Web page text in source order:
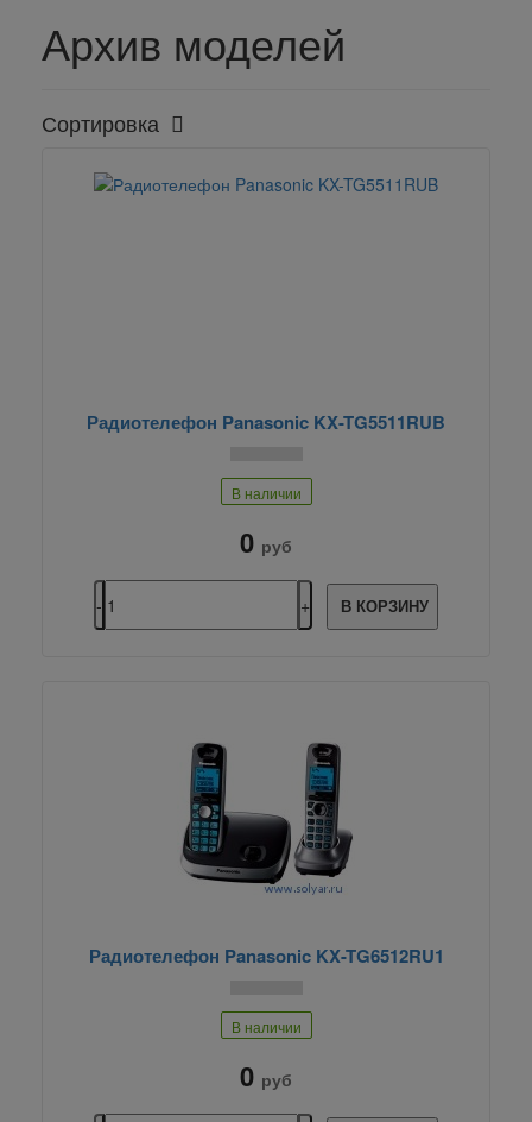
Архив моделей
Сортировка
Радиотелефон Panasonic KX-TG5511RUB
В наличии
0 руб
В КОРЗИНУ
Радиотелефон Panasonic KX-TG6512RU1
В наличии
0 руб